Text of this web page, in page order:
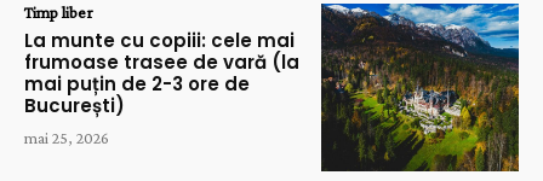
Timp liber
La munte cu copiii: cele mai
frumoase trasee de vară (la
mai puțin de 2-3 ore de
București)
mai 25, 2026